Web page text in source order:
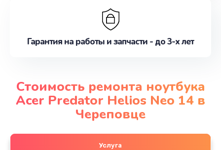
Гарантия на работы и запчасти - до 3-х лет
Стоимость ремонта ноутбука
Acer Predator Helios Neo 14 в
Череповце
Услуга